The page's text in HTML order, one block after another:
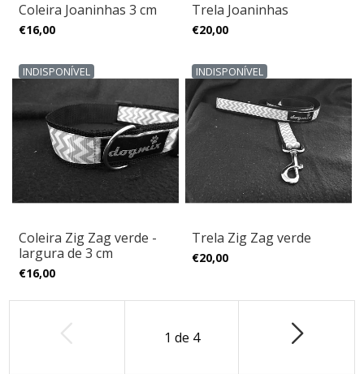
Coleira Joaninhas 3 cm
€16,00
Trela Joaninhas
€20,00
INDISPONÍVEL
Coleira Zig Zag verde -
largura de 3 cm
€16,00
INDISPONÍVEL
Trela Zig Zag verde
€20,00
1 de 4